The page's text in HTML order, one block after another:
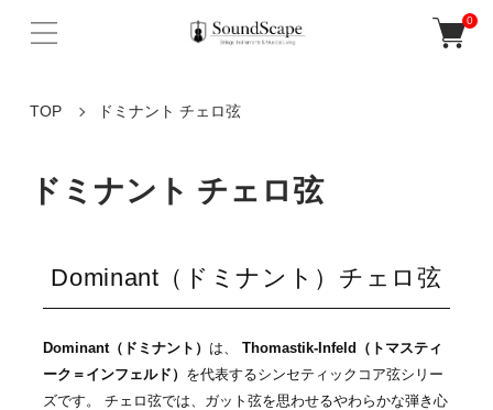
0
TOP ドミナント チェロ弦
ドミナント チェロ弦
Dominant（ドミナント）チェロ弦
Dominant（ドミナント） は、 Thomastik-Infeld（トマスティ
ーク＝インフェルド） を代表するシンセティックコア弦シリー
ズです。 チェロ弦では、ガット弦を思わせるやわらかな弾き心